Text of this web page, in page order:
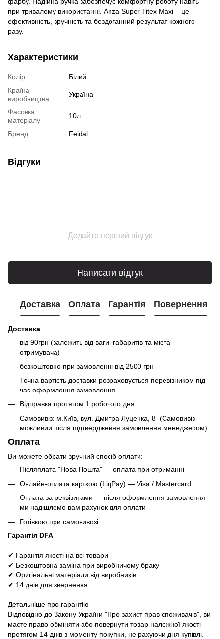
при тривалому використанні. Anza Super Titex Maxi – це
ефективність, зручність та бездоганний результат кожного
разу.
Характеристики
Колір
Білий
Країна
виробництва
Україна
Фасовка
матеріалу
10л
Бренд Feidal
Відгуки
Додайте перший відгук
Написати відгук
Доставка Оплата Гарантія Повернення
Доставка
від 90грн (залежить від ваги, габаритів та міста
отримувача)
безкоштовно при замовленні від 2500 грн
Точна вартість доставки розраховується перевізником під
час оформлення замовлення.
Відправка протягом 1 робочого дня
Самовивіз: м.Київ, вул. Дмитра Луценка, 8 (Самовивіз
можливий після підтвердження замовлення менеджером)
Оплата
Ви можете обрати зручний спосіб оплати:
Післяплата "Нова Пошта" — оплата при отриманні
Онлайн-оплата карткою (LiqPay) — Visa / Mastercard
Оплата за реквізитами — після оформлення замовлення
ми надішлемо вам рахунок для оплати
Готівкою при самовивозі
Гарантія DFA
✔ Гарантія якості на всі товари
✔ Безкоштовна заміна при виробничому браку
✔ Оригінальні матеріали від виробників
✔ 14 днів для звернення
Детальніше про гарантію
Відповідно до Закону України "Про захист прав споживачів", ви
маєте право обміняти або повернути товар належної якості
протягом 14 днів з моменту покупки, не рахуючи дня купівлі.